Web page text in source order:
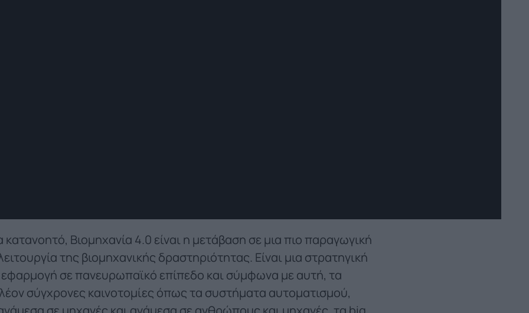
Βιομηχανία 4.0 είναι η μετάβαση σε μια πιο παραγωγική
της βιομηχανικής δραστηριότητας. Είναι μια στρατηγική
εφαρμογή σε πανευρωπαϊκό επίπεδο και σύμφωνα με αυτή, τα
σύγχρονες καινοτομίες όπως τα συστήματα αυτοματισμού,